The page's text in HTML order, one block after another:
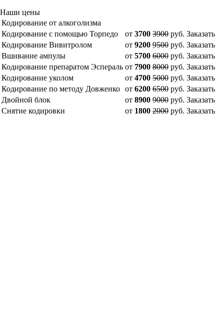
Наши цены
Кодирование от алкоголизма
Кодирование с помощью Торпедо
от 3700 3900 руб. Заказать
Кодирование Вивитролом
от 9200 9500 руб. Заказать
Вшивание ампулы
от 5700 6000 руб. Заказать
Кодирование препаратом Эспераль от 7900 8000 руб. Заказать
Кодирование уколом
от 4700 5000 руб. Заказать
Кодирование по методу Довженко от 6200 6500 руб. Заказать
Двойной блок
от 8900 9000 руб. Заказать
Снятие кодировки
от 1800 2000 руб. Заказать